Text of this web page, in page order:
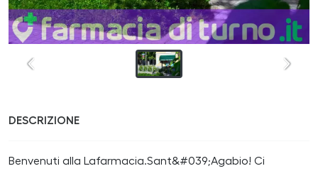
DESCRIZIONE
Benvenuti alla Lafarmacia.Sant&#039;Agabio! Ci